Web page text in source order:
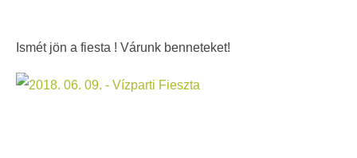
Ismét jön a fiesta ! Várunk benneteket!